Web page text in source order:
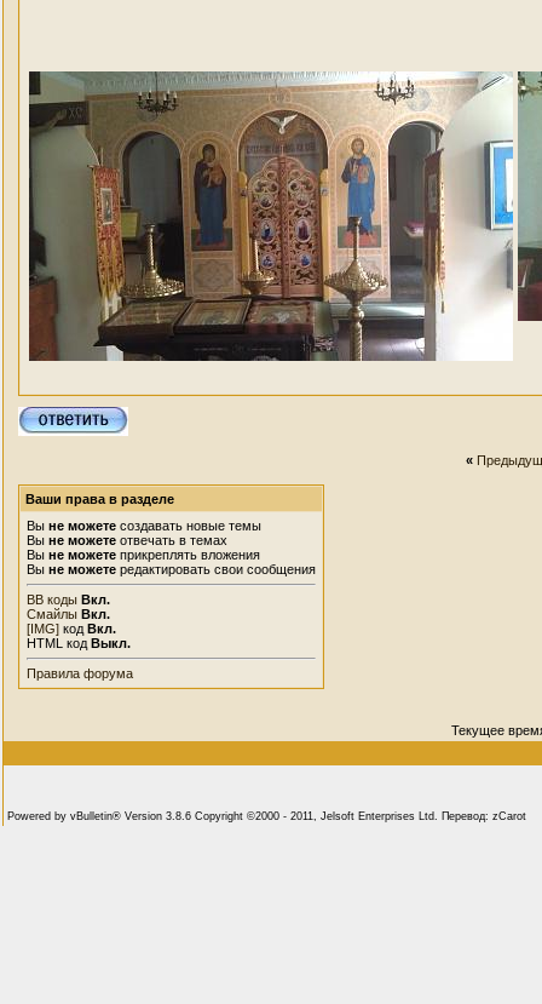
«
Ваши права в разделе
Вы не можете создавать новые темы
Вы не можете отвечать в темах
Вы не можете прикреплять вложения
Вы не можете редактировать свои сообщения
BB коды Вкл.
Смайлы Вкл.
[IMG] код Вкл.
HTML код Выкл.
Правила форума
Текущее
Powered by vBulletin® Version 3.8.6 Copyright ©2000 - 2011, Jelsoft Enterprises Ltd. Перевод: zCarot